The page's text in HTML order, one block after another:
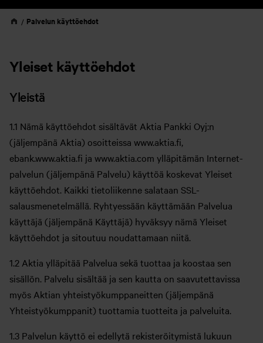
Palvelun käyttöehdot
Yleiset käyttöehdot
Yleistä
1.1 Nämä käyttöehdot sisältävät Aktia Pankki Oyj:n
(jäljempänä Aktia) osoitteissa www.aktia.fi,
ebank.www.aktia.fi ja www.aktia.com ylläpitämän Internet-
palvelun (jäljempänä Palvelu) käyttöä koskevat Yleiset
käyttöehdot. Kaikki tietoliikenne salataan SSL-
salausmenetelmällä. Ryhtyessään käyttämään Palvelua
käyttäjä (jäljempänä Käyttäjä) hyväksyy nämä Yleiset
käyttöehdot ja sitoutuu noudattamaan niitä.
1.2 Aktia ylläpitää Palvelua sekä tuottaa ja koostaa sen
sisällön. Palvelu sisältää ja sen kautta on saavutettavissa
myös Aktian yhteistyökumppaneitten (jäljempänä
Yhteistyökumppanit) tuottamia tuotteita ja palveluita.
1.3 Palvelun käyttö ei edellytä rekisteröitymistä lukuun